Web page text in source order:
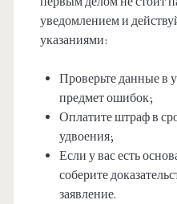
уведомлением и
указаниями:
Проверьте данные в
предмет ошибок;
Оплатите штраф в
удвоения;
Если у вас есть
соберите
заявление.